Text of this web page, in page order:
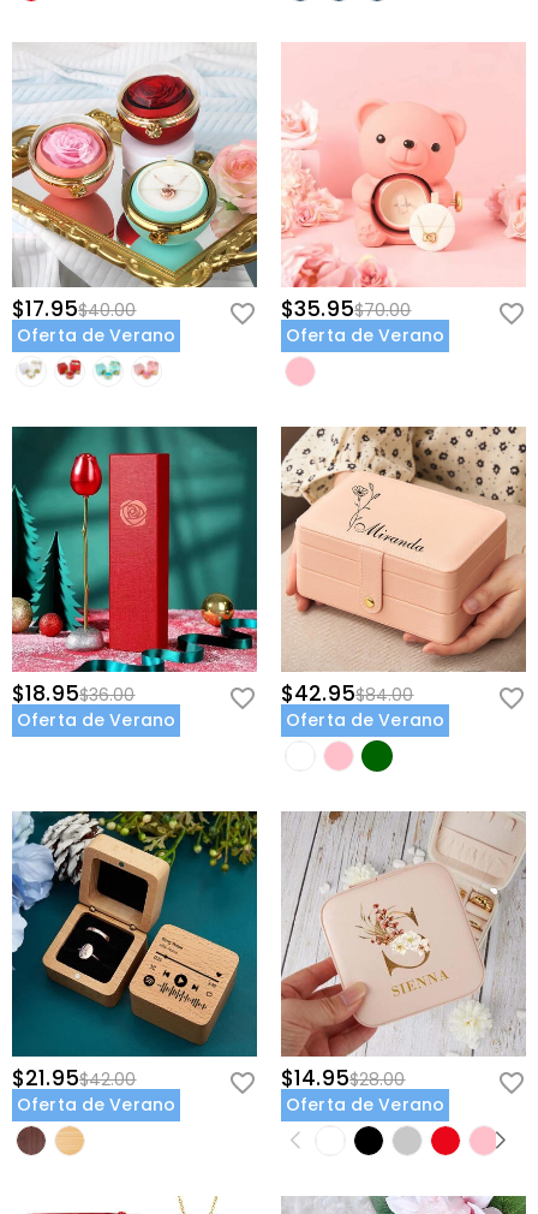
$17.95$40.00
Oferta de Verano
$35.95$70.00
Oferta de Verano
$18.95$36.00
Oferta de Verano
$42.95$84.00
Oferta de Verano
$21.95$42.00
Oferta de Verano
$14.95$28.00
Oferta de Verano